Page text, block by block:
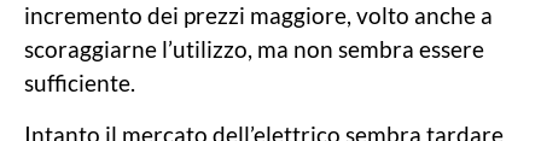
incremento dei prezzi maggiore, volto anche a
scoraggiarne l’utilizzo, ma non sembra essere
sufficiente.
Intanto il mercato dell’elettrico sembra tardare